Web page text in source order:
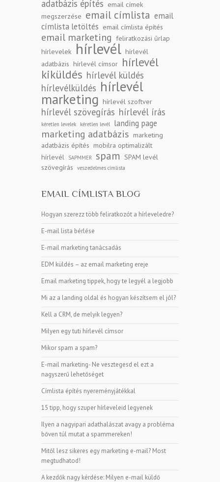
adatbázis építés email címek
megszerzése email címlista email
címlista letöltés email címlista építés
email marketing feliratkozási űrlap
hírlevelek
hírlevél hírlevél
adatbázis hírlevél címsor hírlevél
kiküldés hírlevél küldés
hírlevélküldés hírlevél
marketing hírlevél szoftver
hírlevél szövegírás hírlevél írás
kéretlen levelek kéretlen levél landing page
marketing adatbázis marketing
adatbázis építés mobilra optimalizált
hírlevél
SAPMMER spam SPAM levél
szövegírás
veszedelmes címlista
EMAIL CÍMLISTA BLOG
Hogyan szerezz több feliratkozót a hírleveledre?
E-mail lista bérlése
E-mail marketing tanácsadás
EDM küldés – az email marketing ereje
Email marketing tippek, hogy te legyél a legjobb
Mi az a landing oldal és hogyan készítsem el jól?
Kell a CRM, de melyik legyen?
Milyen egy tuti hírlevél címsor
Mikor spam a spam?
E-mail marketing- Ne vesztegesd el ezt a
nagyszerű lehetőséget
Címlista építés nyereményjátékkal
15 tipp, hogy szuper hírleveleid legyenek
Ilyen a nagyipari adathalászat avagy a probléma
bőven túl mutat a spammereken!
Mitől lesz sikeres egy marketing e-mail? Most
megtudhatod!
A kezdők nagy kérdése: Milyen e-mail küldő